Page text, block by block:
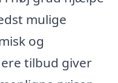
mulige
og
tilbud giver